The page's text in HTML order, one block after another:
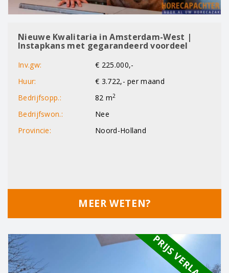
Nieuwe Kwalitaria in Amsterdam-West |
Instapkans met gegarandeerd voordeel
Inv.gw:
€ 225.000,-
Huur:
€ 3.722,- per maand
Bedrijfsopp.:
82 m2
Bedrijfswon.:
Nee
Provincie:
Noord-Holland
MEER WETEN?